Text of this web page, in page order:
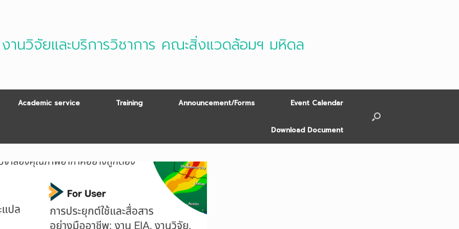
งานวิจัยและบริการวิชาการ คณะสิ่งแวดล้อมฯ มหิดล
Academic service Training Announcement/Forms Event Calendar
Download Document